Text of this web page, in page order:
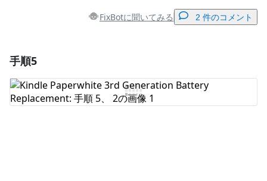
FixBotに聞いてみる 2 件のコメント
コメントを追加
手順5